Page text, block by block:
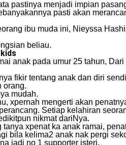
pastinya menjadi impian
pasti akan
ibu muda ini, Nieyssa
beliau.
anak pada umur 25 tahun,
fikir tentang anak dan diri
orang.
mudah.
xpernah mengerti akan
Setiap kelahiran
nikmat dariNya.
tanya xpenat ka anak ramai,
bila kelima2 anak nak pergi
jadi no 1 supporter isteri.